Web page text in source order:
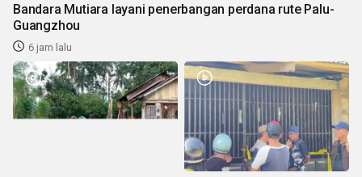
Bandara Mutiara layani penerbangan perdana rute Palu-
Guangzhou
6 jam lalu